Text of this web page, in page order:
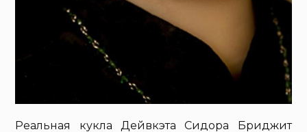
Реальная кукла Дейвкэта Сидора Бриджит